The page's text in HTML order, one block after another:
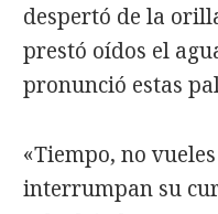
despertó de la
prestó oídos el
pronunció estas
«Tiempo, no
interrumpan su